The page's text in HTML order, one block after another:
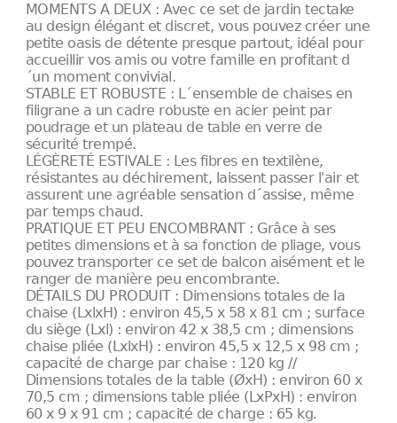
MOMENTS A DEUX : Avec ce set de jardin tectake
au design élégant et discret, vous pouvez créer une
petite oasis de détente presque partout, idéal pour
accueillir vos amis ou votre famille en profitant d
´un moment convivial.
STABLE ET ROBUSTE : L´ensemble de chaises en
filigrane a un cadre robuste en acier peint par
poudrage et un plateau de table en verre de
sécurité trempé.
LÉGÈRETÉ ESTIVALE : Les fibres en textilène,
résistantes au déchirement, laissent passer l'air et
assurent une agréable sensation d´assise, même
par temps chaud.
PRATIQUE ET PEU ENCOMBRANT : Grâce à ses
petites dimensions et à sa fonction de pliage, vous
pouvez transporter ce set de balcon aisément et le
ranger de manière peu encombrante.
DÉTAILS DU PRODUIT : Dimensions totales de la
chaise (LxlxH) : environ 45,5 x 58 x 81 cm ; surface
du siège (Lxl) : environ 42 x 38,5 cm ; dimensions
chaise pliée (LxlxH) : environ 45,5 x 12,5 x 98 cm ;
capacité de charge par chaise : 120 kg //
Dimensions totales de la table (ØxH) : environ 60 x
70,5 cm ; dimensions table pliée (LxPxH) : environ
60 x 9 x 91 cm ; capacité de charge : 65 kg.